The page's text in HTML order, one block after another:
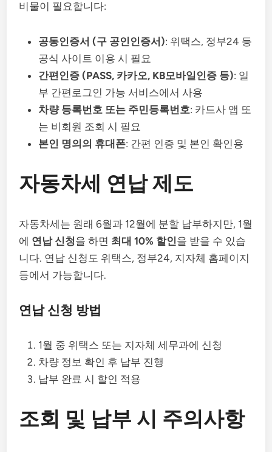
비물이 필요합니다:
공동인증서 (구 공인인증서): 위택스, 정부24 등
공식 사이트 이용 시 필요
간편인증 (PASS, 카카오, KB모바일인증 등): 일
부 간편로그인 가능 서비스에서 사용
차량 등록번호 또는 주민등록번호: 카드사 앱 또
는 비회원 조회 시 필요
본인 명의의 휴대폰: 간편 인증 및 본인 확인용
자동차세 연납 제도
자동차세는 원래 6월과 12월에 분할 납부하지만, 1월
에 연납 신청을 하면 최대 10% 할인을 받을 수 있습
니다. 연납 신청도 위택스, 정부24, 지자체 홈페이지
등에서 가능합니다.
연납 신청 방법
1월 중 위택스 또는 지자체 세무과에 신청
차량 정보 확인 후 납부 진행
납부 완료 시 할인 적용
조회 및 납부 시 주의사항